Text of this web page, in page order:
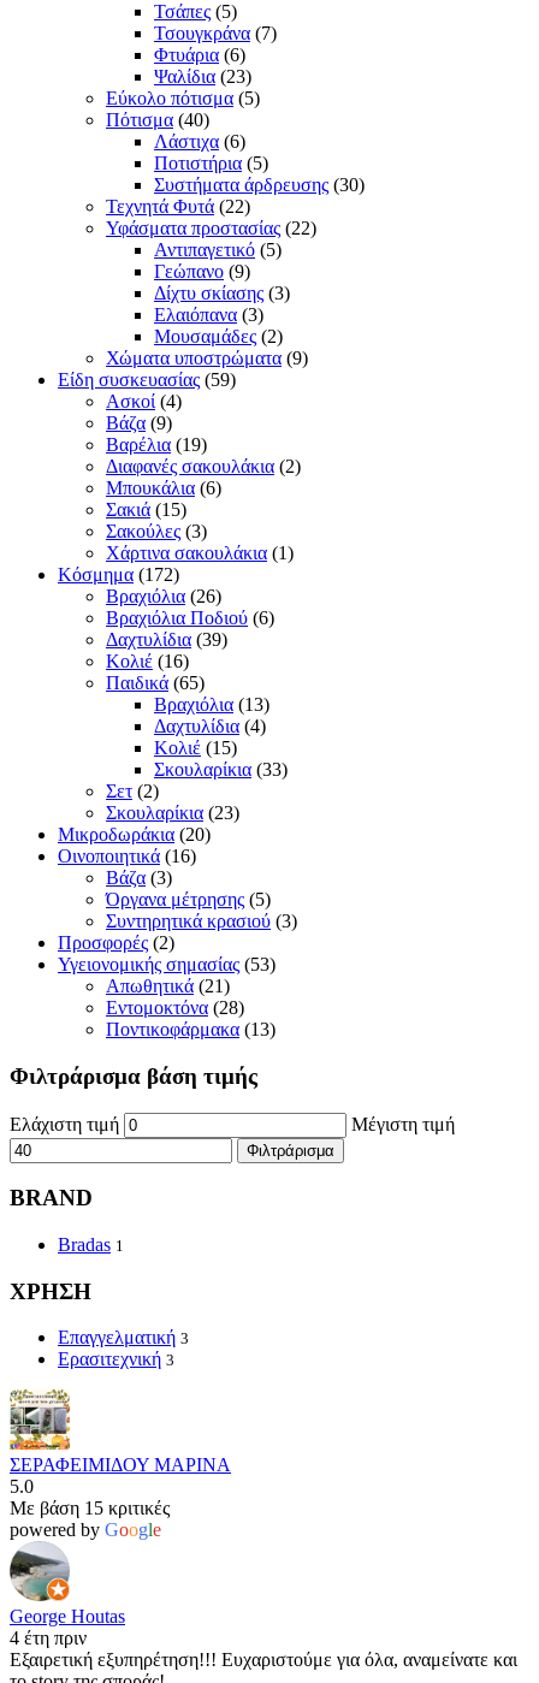
Τσάπες (5)
Τσουγκράνα (7)
Φτυάρια (6)
Ψαλίδια (23)
Εύκολο πότισμα (5)
Πότισμα (40)
Λάστιχα (6)
Ποτιστήρια (5)
Συστήματα άρδρευσης (30)
Τεχνητά Φυτά (22)
Υφάσματα προστασίας (22)
Αντιπαγετικό (5)
Γεώπανο (9)
Δίχτυ σκίασης (3)
Ελαιόπανα (3)
Μουσαμάδες (2)
Χώματα υποστρώματα (9)
Είδη συσκευασίας (59)
Ασκοί (4)
Βάζα (9)
Βαρέλια (19)
Διαφανές σακουλάκια (2)
Μπουκάλια (6)
Σακιά (15)
Σακούλες (3)
Χάρτινα σακουλάκια (1)
Κόσμημα (172)
Βραχιόλια (26)
Βραχιόλια Ποδιού (6)
Δαχτυλίδια (39)
Κολιέ (16)
Παιδικά (65)
Βραχιόλια (13)
Δαχτυλίδια (4)
Κολιέ (15)
Σκουλαρίκια (33)
Σετ (2)
Σκουλαρίκια (23)
Μικροδωράκια (20)
Οινοποιητικά (16)
Βάζα (3)
Όργανα μέτρησης (5)
Συντηρητικά κρασιού (3)
Προσφορές (2)
Υγειονομικής σημασίας (53)
Απωθητικά (21)
Εντομοκτόνα (28)
Ποντικοφάρμακα (13)
Φιλτράρισμα βάση τιμής
Ελάχιστη τιμή Μέγιστη τιμή
Φιλτράρισμα
BRAND
Bradas 1
ΧΡΗΣΗ
Επαγγελματική 3
Ερασιτεχνική 3
ΣΕΡΑΦΕΙΜΙΔΟΥ ΜΑΡΙΝΑ
5.0
Με βάση 15 κριτικές
powered by Google
George Houtas
4 έτη πριν
Εξαιρετική εξυπηρέτηση!!! Ευχαριστούμε για όλα, αναμείνατε και